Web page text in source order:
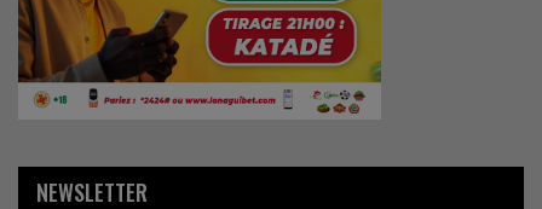
NEWSLETTER